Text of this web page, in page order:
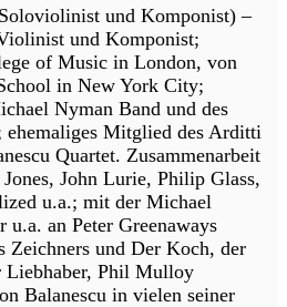
und Komponist) –
und Komponist;
of Music in London, von
in New York City;
Nyman Band und des
ehemaliges Mitglied des Arditti
Quartet. Zusammenarbeit
John Lurie, Philip Glass,
u.a.; mit der Michael
u.a. an Peter Greenaways
Zeichners und Der Koch, der
Liebhaber, Phil Mulloy
Balanescu in vielen seiner